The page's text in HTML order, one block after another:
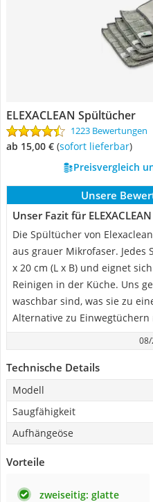
ELEXACLEAN Spültücher
1223 Bewertungen
ab 15,00 € ( Sofort lieferbar)
Preisvergleich
Unsere
Unser Fazit für
Die Spültücher von
aus grauer Mikrofaser. Jedes
x 20 cm (L x B) und eignet
Reinigen in der Küche. Uns
waschbar sind, was sie zu
Alternative zu Einwegtüchern
Technische Details
Modell
Saugfähigkeit
Aufhängeöse
Vorteile
zweiseitig: glatte